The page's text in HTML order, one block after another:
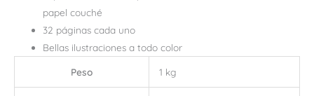
papel couché
32 páginas cada uno
Bellas ilustraciones a todo color
Peso 1 kg